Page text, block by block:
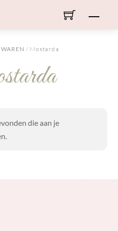
/ Mostarda
die aan je